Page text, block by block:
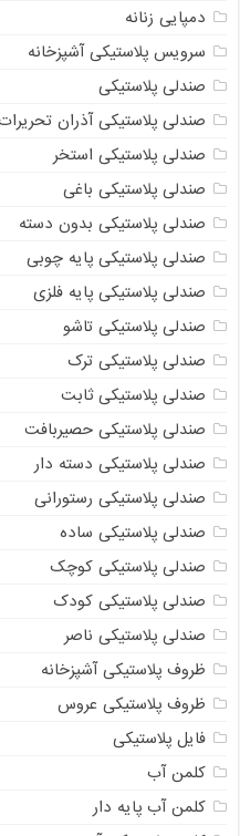
دمپایی زنانه
سرویس پلاستیکی آشپزخانه
صندلی پلاستیکی
صندلی پلاستیکی آذران
صندلی پلاستیکی استخر
صندلی پلاستیکی باغی
صندلی پلاستیکی بدون دسته
صندلی پلاستیکی پایه چوبی
صندلی پلاستیکی پایه فلزی
صندلی پلاستیکی تاشو
صندلی پلاستیکی ترک
صندلی پلاستیکی ثابت
صندلی پلاستیکی حصیربافت
صندلی پلاستیکی دسته دار
صندلی پلاستیکی رستورانی
صندلی پلاستیکی ساده
صندلی پلاستیکی کوچک
صندلی پلاستیکی کودک
صندلی پلاستیکی ناصر
ظروف پلاستیکی آشپزخانه
ظروف پلاستیکی عروس
فایل پلاستیکی
کلمن آب
کلمن آب پایه دار